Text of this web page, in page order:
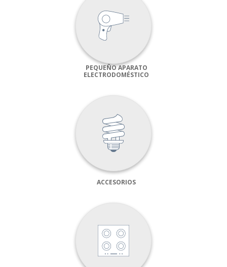
PEQUEÑO APARATO
ELECTRODOMÉSTICO
ACCESORIOS
CONFIGURACIÓN DE COOKIES